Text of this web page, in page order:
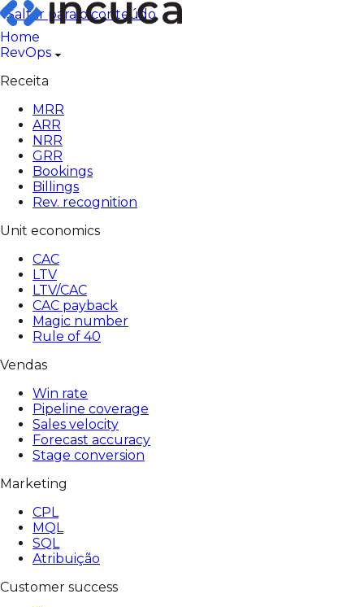
Pular
para
o
conteúdo
Saltar para o conteúdo
Home
RevOps
Receita
MRR
ARR
NRR
GRR
Bookings
Billings
Rev. recognition
Unit economics
CAC
LTV
LTV/CAC
CAC payback
Magic number
Rule of 40
Vendas
Win rate
Pipeline coverage
Sales velocity
Forecast accuracy
Stage conversion
Marketing
CPL
MQL
SQL
Atribuição
Customer success